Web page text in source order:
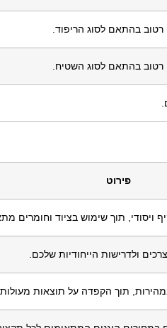
בהתאם לסוג הריפוד.
בהתאם לסוג השטיח.
פירוט
ויסודי, תוך שימוש בציוד וחומרים
ולדרישות הייחודיות שלכם.
תוך הקפדה על תוצאות מעולות.